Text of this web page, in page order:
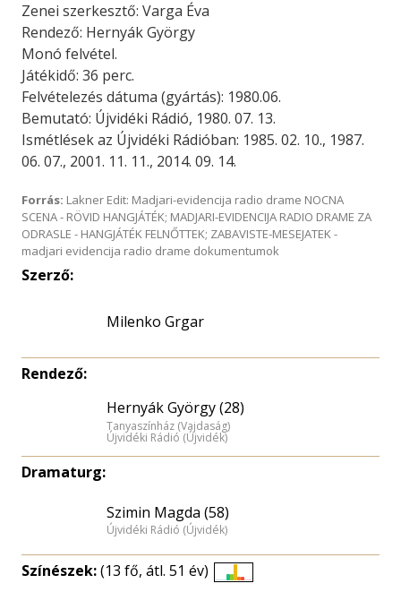
Zenei szerkesztő: Varga Éva
Rendező: Hernyák György
Monó felvétel.
Játékidő: 36 perc.
Felvételezés dátuma (gyártás): 1980.06.
Bemutató: Újvidéki Rádió, 1980. 07. 13.
Ismétlések az Újvidéki Rádióban: 1985. 02. 10., 1987.
06. 07., 2001. 11. 11., 2014. 09. 14.
Forrás: Lakner Edit: Madjari-evidencija radio drame NOCNA
SCENA - RÖVID HANGJÁTÉK; MADJARI-EVIDENCIJA RADIO DRAME ZA
ODRASLE - HANGJÁTÉK FELNŐTTEK; ZABAVISTE-MESEJATEK -
madjari evidencija radio drame dokumentumok
Szerző:
Milenko Grgar
Rendező:
Hernyák György (28)
Tanyaszínház (Vajdaság)
Újvidéki Rádió (Újvidék)
Dramaturg:
Szimin Magda (58)
Újvidéki Rádió (Újvidék)
Színészek:(13 fő, átl. 51 év)